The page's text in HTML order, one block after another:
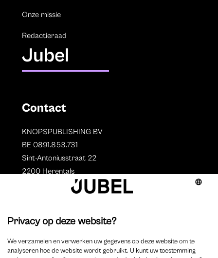
Onze missie
Redactieraad
Jubel
Contact
KNOPSPUBLISHING BV
BE 0891.853.731
Sint-Antoniusstraat 22
2200 Herentals
Auteurs
Overzicht auteurs